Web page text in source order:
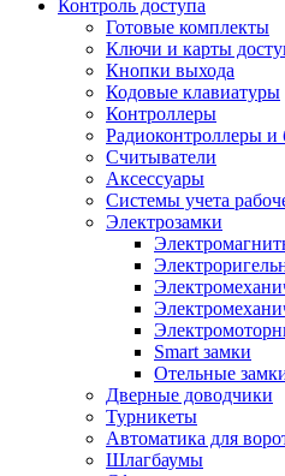
Контроль доступа
Готовые комплекты
Ключи и карты
Кнопки выхода
Кодовые клавиатуры
Контроллеры
Радиоконтроллеры и
Считыватели
Аксессуары
Системы учета
Электрозамки
Smart замки
Отельные
Дверные доводчики
Турникеты
Автоматика для
Шлагбаумы